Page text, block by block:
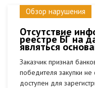
Обзор нарушения
Отсутствие
реестре БГ на
являться
Заказчик признал
победителя закупки
доступен для